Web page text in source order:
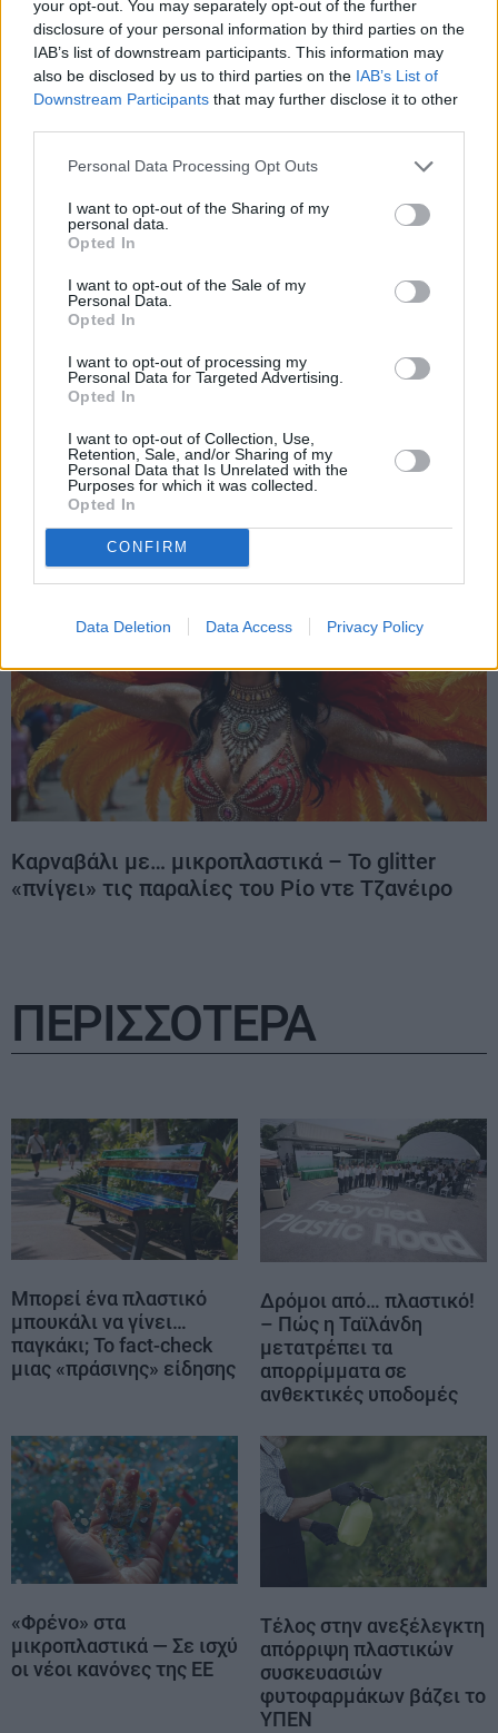
your opt-out. You may separately opt-out of the further
disclosure of your personal information by third parties on the
IAB’s list of downstream participants. This information may
also be disclosed by us to third parties on the IAB’s List of
Downstream Participants that may further disclose it to other
Personal Data Processing Opt Outs
I want to opt-out of the Sharing of my
personal data.
Opted In
I want to opt-out of the Sale of my
Personal Data.
Opted In
I want to opt-out of processing my
Personal Data for Targeted Advertising.
Opted In
I want to opt-out of Collection, Use,
Retention, Sale, and/or Sharing of my
Personal Data that Is Unrelated with the
Purposes for which it was collected.
Opted In
CONFIRM
Data Deletion Data Access Privacy Policy
θάλασσα ξανά επικίνδυνα συντρίμμια
«θαυματουργό φυτό» τα εξαφανίζει
Καρναβάλι με… μικροπλαστικά – Το glitter
«πνίγει» τις παραλίες του Ρίο ντε Τζανέιρο
ΠΕΡΙΣΣΟΤΕΡΑ
Μπορεί ένα πλαστικό
μπουκάλι να γίνει…
παγκάκι; Το fact-check
μιας «πράσινης» είδησης
Δρόμοι από… πλαστικό!
– Πώς η Ταϊλάνδη
μετατρέπει τα
απορρίμματα σε
ανθεκτικές υποδομές
«Φρένο» στα
μικροπλαστικά — Σε ισχύ
οι νέοι κανόνες της ΕΕ
Τέλος στην ανεξέλεγκτη
απόρριψη πλαστικών
συσκευασιών
φυτοφαρμάκων βάζει το
ΥΠΕΝ